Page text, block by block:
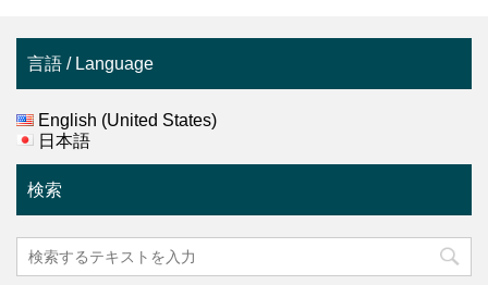
言語 / Language
English (United States)
日本語
検索